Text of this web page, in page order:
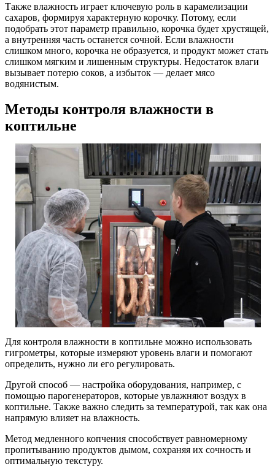
Также влажность играет ключевую роль в карамелизации
сахаров, формируя характерную корочку. Потому, если
подобрать этот параметр правильно, корочка будет хрустящей,
а внутренняя часть останется сочной. Если влажности
слишком много, корочка не образуется, и продукт может стать
слишком мягким и лишенным структуры. Недостаток влаги
вызывает потерю соков, а избыток — делает мясо
водянистым.
Методы контроля влажности в
коптильне
Для контроля влажности в коптильне можно использовать
гигрометры, которые измеряют уровень влаги и помогают
определить, нужно ли его регулировать.
Другой способ — настройка оборудования, например, с
помощью парогенераторов, которые увлажняют воздух в
коптильне. Также важно следить за температурой, так как она
напрямую влияет на влажность.
Метод медленного копчения способствует равномерному
пропитыванию продуктов дымом, сохраняя их сочность и
оптимальную текстуру.